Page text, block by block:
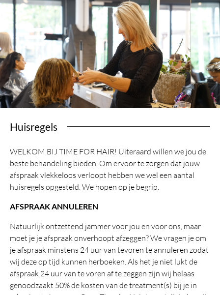
Huisregels
WELKOM BIJ TIME FOR HAIR! Uiteraard willen we jou de
beste behandeling bieden. Om ervoor te zorgen dat jouw
afspraak vlekkeloos verloopt hebben we wel een aantal
huisregels opgesteld. We hopen op je begrip.
AFSPRAAK ANNULEREN
Natuurlijk ontzettend jammer voor jou en voor ons, maar
moet je je afspraak onverhoopt afzeggen? We vragen je om
je afspraak minstens 24 uur van tevoren te annuleren zodat
wij deze op tijd kunnen herboeken. Als het je niet lukt de
afspraak 24 uur van te voren af te zeggen zijn wij helaas
genoodzaakt 50% de kosten van de treatment(s) bij je in